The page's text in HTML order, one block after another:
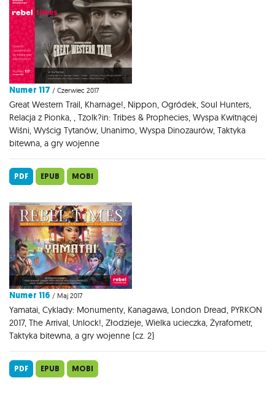
Numer 117 / Czerwiec 2017
Great Western Trail, Kharnage!, Nippon, Ogródek, Soul Hunters,
Relacja z Pionka, , Tzolk?in: Tribes & Prophecies, Wyspa Kwitnącej
Wiśni, Wyścig Tytanów, Unanimo, Wyspa Dinozaurów, Taktyka
bitewna, a gry wojenne
PDF EPUB MOBI
Numer 116 / Maj 2017
Yamatai, Cyklady: Monumenty, Kanagawa, London Dread, PYRKON
2017, The Arrival, Unlock!, Złodzieje, Wielka ucieczka, Żyrafometr,
Taktyka bitewna, a gry wojenne (cz. 2)
PDF EPUB MOBI